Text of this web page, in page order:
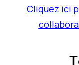
Cliquez ici